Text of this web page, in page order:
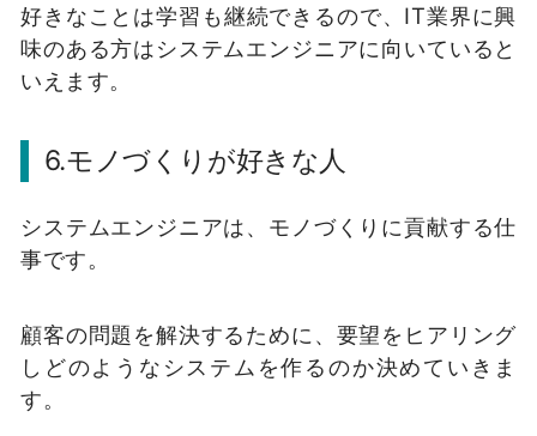
好きなことは学習も継続できるので、IT業界に興
味のある方はシステムエンジニアに向いていると
いえます。
6.モノづくりが好きな人
システムエンジニアは、モノづくりに貢献する仕
事です。
顧客の問題を解決するために、要望をヒアリング
しどのようなシステムを作るのか決めていきま
す。